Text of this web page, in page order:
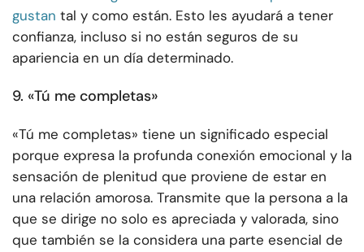
gustan tal y como están. Esto les ayudará a tener
confianza, incluso si no están seguros de su
apariencia en un día determinado.
9. «Tú me completas»
«Tú me completas» tiene un significado especial
porque expresa la profunda conexión emocional y la
sensación de plenitud que proviene de estar en
una relación amorosa. Transmite que la persona a la
que se dirige no solo es apreciada y valorada, sino
que también se la considera una parte esencial de